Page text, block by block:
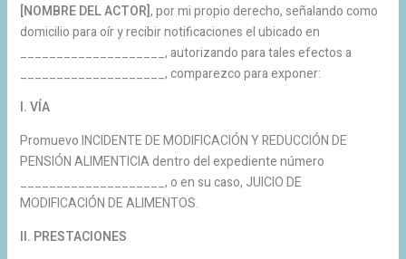
[NOMBRE DEL ACTOR], por mi propio derecho, señalando como
domicilio para oír y recibir notificaciones el ubicado en
____________________, autorizando para tales efectos a
____________________, comparezco para exponer:
I. VÍA
Promuevo INCIDENTE DE MODIFICACIÓN Y REDUCCIÓN DE
PENSIÓN ALIMENTICIA dentro del expediente número
____________________, o en su caso, JUICIO DE
MODIFICACIÓN DE ALIMENTOS.
II. PRESTACIONES